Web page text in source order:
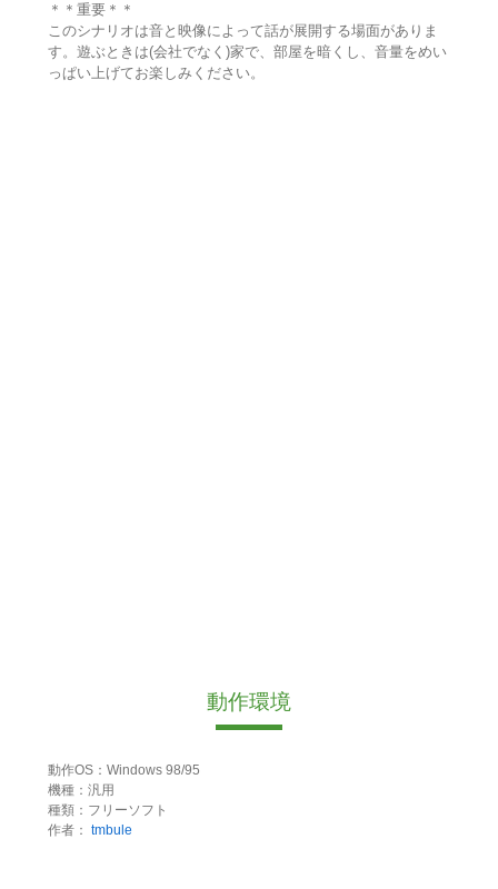
＊＊重要＊＊
このシナリオは音と映像によって話が展開する場面がありま
す。遊ぶときは(会社でなく)家で、部屋を暗くし、音量をめい
っぱい上げてお楽しみください。
動作環境
動作OS：Windows 98/95
機種：汎用
種類：フリーソフト
作者： tmbule